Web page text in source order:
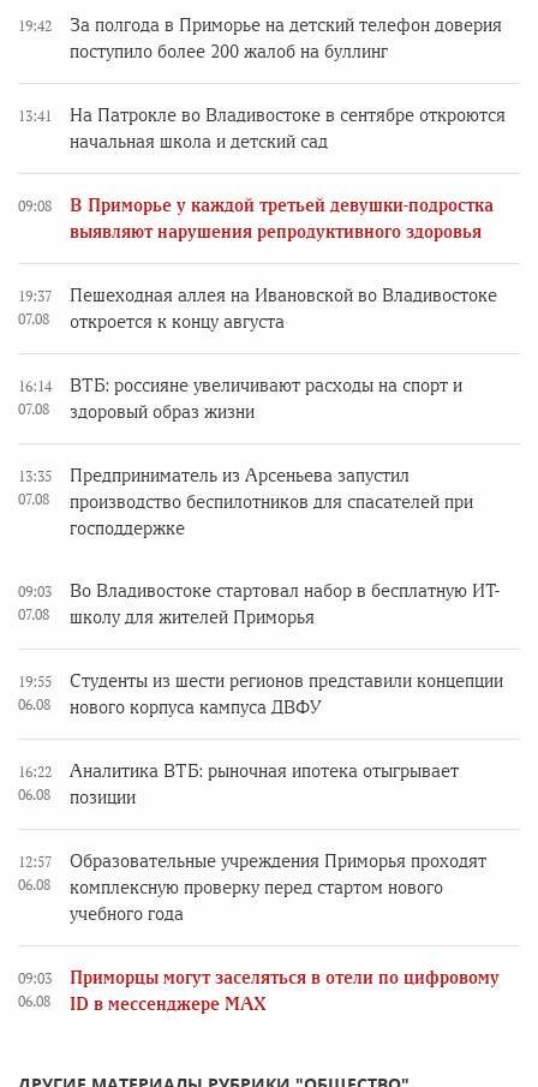
19:42
За полгода в Приморье на детский телефон доверия
поступило более 200 жалоб на буллинг
13:41
На Патрокле во Владивостоке в сентябре откроются
начальная школа и детский сад
09:08
В Приморье у каждой третьей девушки-подростка
выявляют нарушения репродуктивного здоровья
19:37
07.08
Пешеходная аллея на Ивановской во Владивостоке
откроется к концу августа
16:14
07.08
ВТБ: россияне увеличивают расходы на спорт и
здоровый образ жизни
13:35
07.08
Предприниматель из Арсеньева запустил
производство беспилотников для спасателей при
господдержке
09:03
07.08
Во Владивостоке стартовал набор в бесплатную ИТ-
школу для жителей Приморья
19:55
06.08
Студенты из шести регионов представили концепции
нового корпуса кампуса ДВФУ
16:22
06.08
Аналитика ВТБ: рыночная ипотека отыгрывает
позиции
12:57
06.08
Образовательные учреждения Приморья проходят
комплексную проверку перед стартом нового
учебного года
09:03
06.08
Приморцы могут заселяться в отели по цифровому
ID в мессенджере MAX